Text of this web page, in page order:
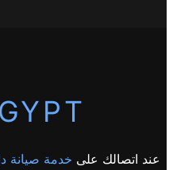
عند اتصالك على خدمة صيانة